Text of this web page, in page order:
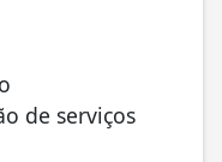
de serviços